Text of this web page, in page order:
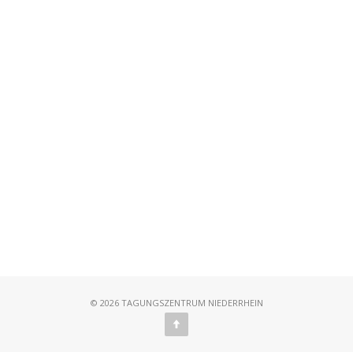
© 2026 TAGUNGSZENTRUM NIEDERRHEIN